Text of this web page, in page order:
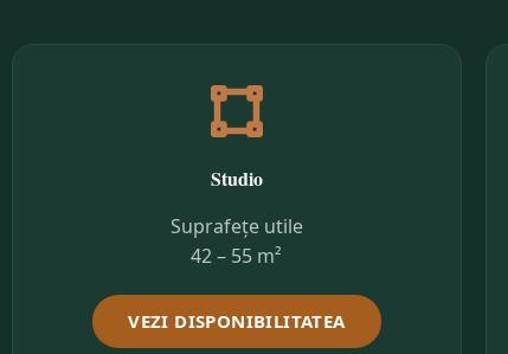
Studio
Suprafețe utile
42 – 55 m²
VEZI DISPONIBILITATEA